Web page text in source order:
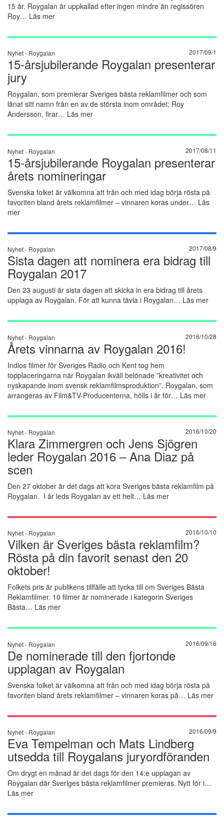
15 år. Roygalan är uppkallad efter ingen mindre än regissören
Roy… Läs mer
Nyhet - Roygalan 2017/09/1
15-årsjubilerande Roygalan presenterar
jury
Roygalan, som premierar Sveriges bästa reklamfilmer och som
lånat sitt namn från en av de största inom området; Roy
Andersson, firar… Läs mer
Nyhet - Roygalan 2017/08/11
15-årsjubilerande Roygalan presenterar
årets nomineringar
Svenska folket är välkomna att från och med idag börja rösta på
favoriten bland årets reklamfilmer – vinnaren koras under… Läs
mer
Nyhet - Roygalan 2017/08/9
Sista dagen att nominera era bidrag till
Roygalan 2017
Den 23 augusti är sista dagen att skicka in era bidrag till årets
upplaga av Roygalan. För att kunna tävla i Roygalan… Läs mer
Nyhet - Roygalan 2016/10/28
Årets vinnarna av Roygalan 2016!
Indios filmer för Sveriges Radio och Kent tog hem
topplaceringarna när Roygalan ikväll belönade ”kreativitet och
nyskapande inom svensk reklamfilmsproduktion”. Roygalan, som
arrangeras av Film&TV-Producenterna, hölls i år för… Läs mer
Nyhet - Roygalan 2016/10/20
Klara Zimmergren och Jens Sjögren
leder Roygalan 2016 – Ana Diaz på
scen
Den 27 oktober är det dags att kora Sveriges bästa reklamfilm på
Roygalan. I år leds Roygalan av ett helt… Läs mer
Nyhet - Roygalan 2016/10/10
Vilken är Sveriges bästa reklamfilm?
Rösta på din favorit senast den 20
oktober!
Folkets pris är publikens tillfälle att tycka till om Sveriges Bästa
Reklamfilmer. 10 filmer är nominerade i kategorin Sveriges
Bästa… Läs mer
Nyhet - Roygalan 2016/09/16
De nominerade till den fjortonde
upplagan av Roygalan
Svenska folket är välkomna att från och med idag börja rösta på
favoriten bland årets reklamfilmer – vinnaren koras på… Läs mer
Nyhet - Roygalan 2016/09/9
Eva Tempelman och Mats Lindberg
utsedda till Roygalans juryordföranden
Om drygt en månad är det dags för den 14:e upplagan av
Roygalan där Sveriges bästa reklamfilmer premieras. Nytt för i…
Läs mer